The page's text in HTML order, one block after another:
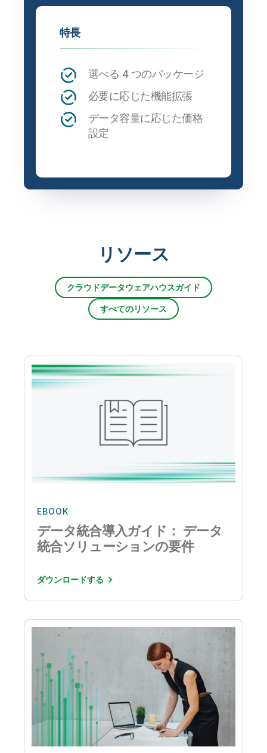
特長
選べる 4 つのパッケージ
必要に応じた機能拡張
データ容量に応じた価格
設定
リソース
クラウドデータウェアハウスガイド
すべてのリソース
EBOOK
データ統合導入ガイド： データ
統合ソリューションの要件
ダウンロードする